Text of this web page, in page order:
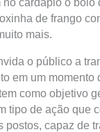
no cardápio o bolo
de frango
mais.
o público a
em um momento
como objetivo
tipo de ação que
postos, capaz de